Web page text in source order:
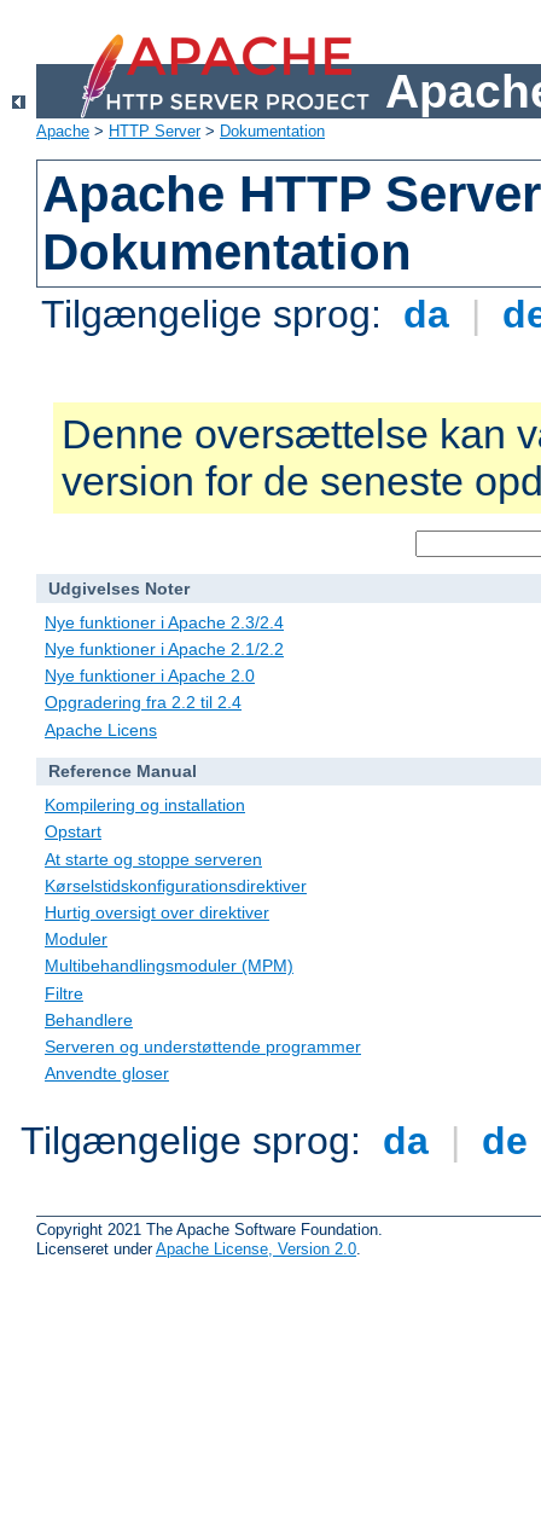
Apache > HTTP Server> Dokumentation
Apache HTTP
Dokumentation
Tilgængelige sprog: da |
Denne oversættelse kan
version for de seneste
Udgivelses Noter
Nye funktioner i Apache 2.3/2.4
Nye funktioner i Apache 2.1/2.2
Nye funktioner i Apache 2.0
Opgradering fra 2.2 til 2.4
Apache Licens
Reference Manual
Kompilering og installation
Opstart
At starte og stoppe serveren
Kørselstidskonfigurationsdirektiver
Hurtig oversigt over direktiver
Moduler
Multibehandlingsmoduler (MPM)
Filtre
Behandlere
Serveren og understøttende programmer
Anvendte gloser
Tilgængelige sprog: da | de
Copyright 2021 The Apache Software Foundation.
Licenseret underApache License, Version 2.0